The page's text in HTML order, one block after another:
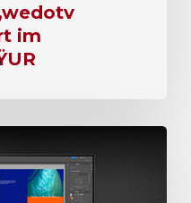
im